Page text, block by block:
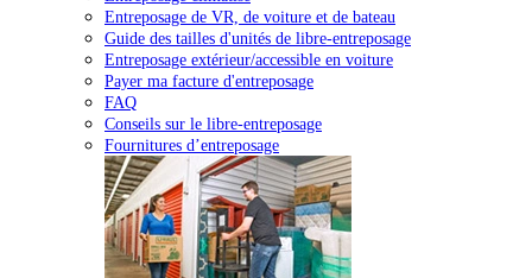
Entreposage de VR, de voiture et de bateau
Guide des tailles d'unités de libre-entreposage
Entreposage extérieur/accessible en voiture
Payer ma facture d'entreposage
FAQ
Conseils sur le libre-entreposage
Fournitures d’entreposage